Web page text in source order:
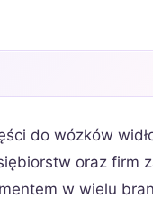
do wózków
oraz firm
w wielu